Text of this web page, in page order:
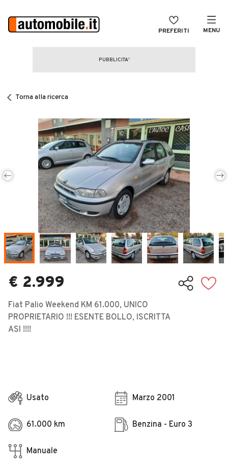
PREFERITI MENU
CERCA
Auto Nuove
Noleggio a lungo termine
Auto d'epoca
Moto
Camper
Veicoli Commerciali
Concessionari
Torna alla ricerca
€ 2.999
Fiat Palio Weekend KM 61.000, UNICO
PROPRIETARIO !!! ESENTE BOLLO, ISCRITTA
ASI !!!!
Usato Marzo 2001
61.000 km Benzina - Euro 3
Manuale